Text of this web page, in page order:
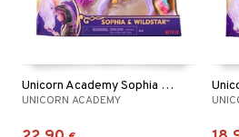
Unicorn Academy Sophia & Wildstar
UNICORN ACADEMY